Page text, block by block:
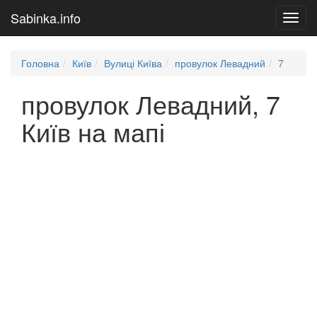
Sabinka.info
Головна Київ Вулиці Київа провулок Левадний 7
провулок Левадний, 7
Київ на мапі